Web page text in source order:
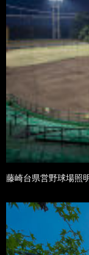
藤崎台県営野球場照